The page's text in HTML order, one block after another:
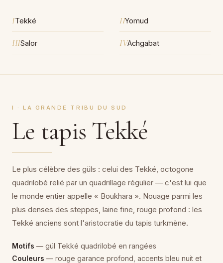
ITekké IIYomud
IIISalor IVAchgabat
I · LA GRANDE TRIBU DU SUD
Le tapis Tekké
Le plus célèbre des güls : celui des Tekké, octogone
quadrilobé relié par un quadrillage régulier — c'est lui que
le monde entier appelle « Boukhara ». Nouage parmi les
plus denses des steppes, laine fine, rouge profond : les
Tekké anciens sont l'aristocratie du tapis turkmène.
Motifs — gül Tekké quadrilobé en rangées
Couleurs — rouge garance profond, accents bleu nuit et